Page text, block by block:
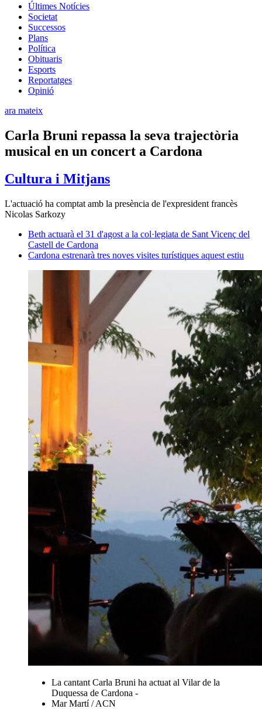
Últimes Notícies
Societat
Successos
Plans
Política
Obituaris
Esports
Reportatges
Opinió
ara mateix
Carla Bruni repassa la seva trajectòria
musical en un concert a Cardona
Cultura i Mitjans
L'actuació ha comptat amb la presència de l'expresident francès
Nicolas Sarkozy
Beth actuarà el 31 d'agost a la col·legiata de Sant Vicenç del
Castell de Cardona
Cardona estrenarà tres noves visites turístiques aquest estiu
La cantant Carla Bruni ha actuat al Vilar de la
Duquessa de Cardona -
Mar Martí / ACN